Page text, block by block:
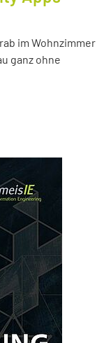
im Wohnzimmer
ganz ohne